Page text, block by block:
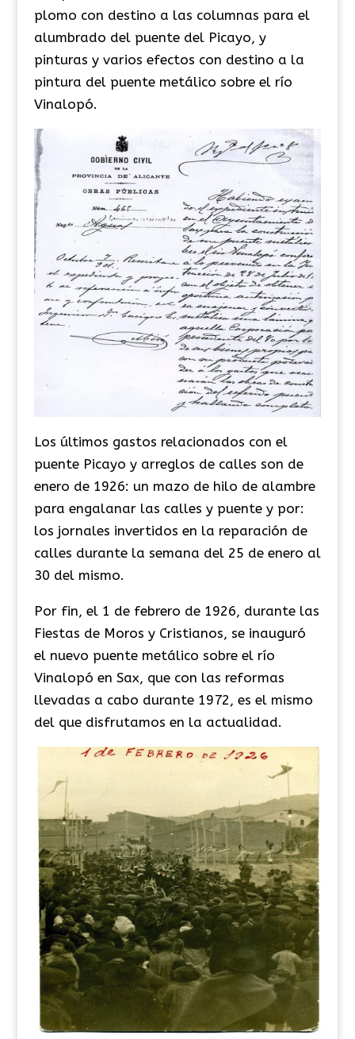
plomo con destino a las columnas para el
alumbrado del puente del Picayo, y
pinturas y varios efectos con destino a la
pintura del puente metálico sobre el río
Vinalopó.
Los últimos gastos relacionados con el
puente Picayo y arreglos de calles son de
enero de 1926: un mazo de hilo de alambre
para engalanar las calles y puente y por:
los jornales invertidos en la reparación de
calles durante la semana del 25 de enero al
30 del mismo.
Por fin, el 1 de febrero de 1926, durante las
Fiestas de Moros y Cristianos, se inauguró
el nuevo puente metálico sobre el río
Vinalopó en Sax, que con las reformas
llevadas a cabo durante 1972, es el mismo
del que disfrutamos en la actualidad.